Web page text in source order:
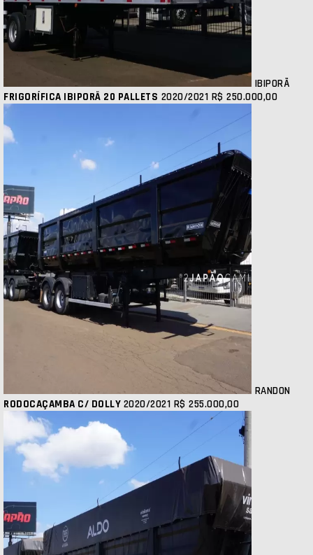
IBIPORÃ
FRIGORÍFICA IBIPORÃ 20 PALLETS 2020/2021 R$ 250.000,00
RANDON
RODOCAÇAMBA C/ DOLLY 2020/2021 R$ 255.000,00